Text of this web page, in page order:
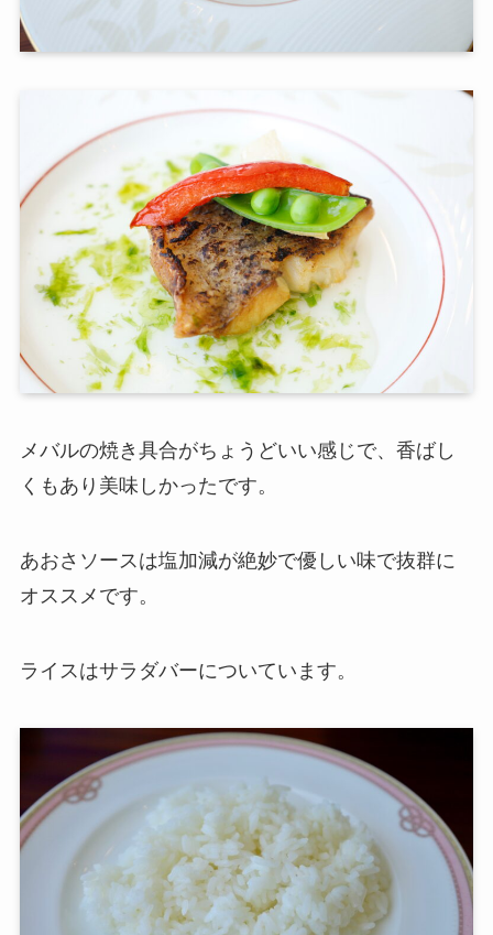
メバルの焼き具合がちょうどいい感じで、香ばし
くもあり美味しかったです。
あおさソースは塩加減が絶妙で優しい味で抜群に
オススメです。
ライスはサラダバーについています。